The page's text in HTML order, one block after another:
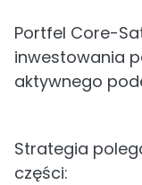
Portfel Core-
inwestowania
aktywnego
Strategia
części: